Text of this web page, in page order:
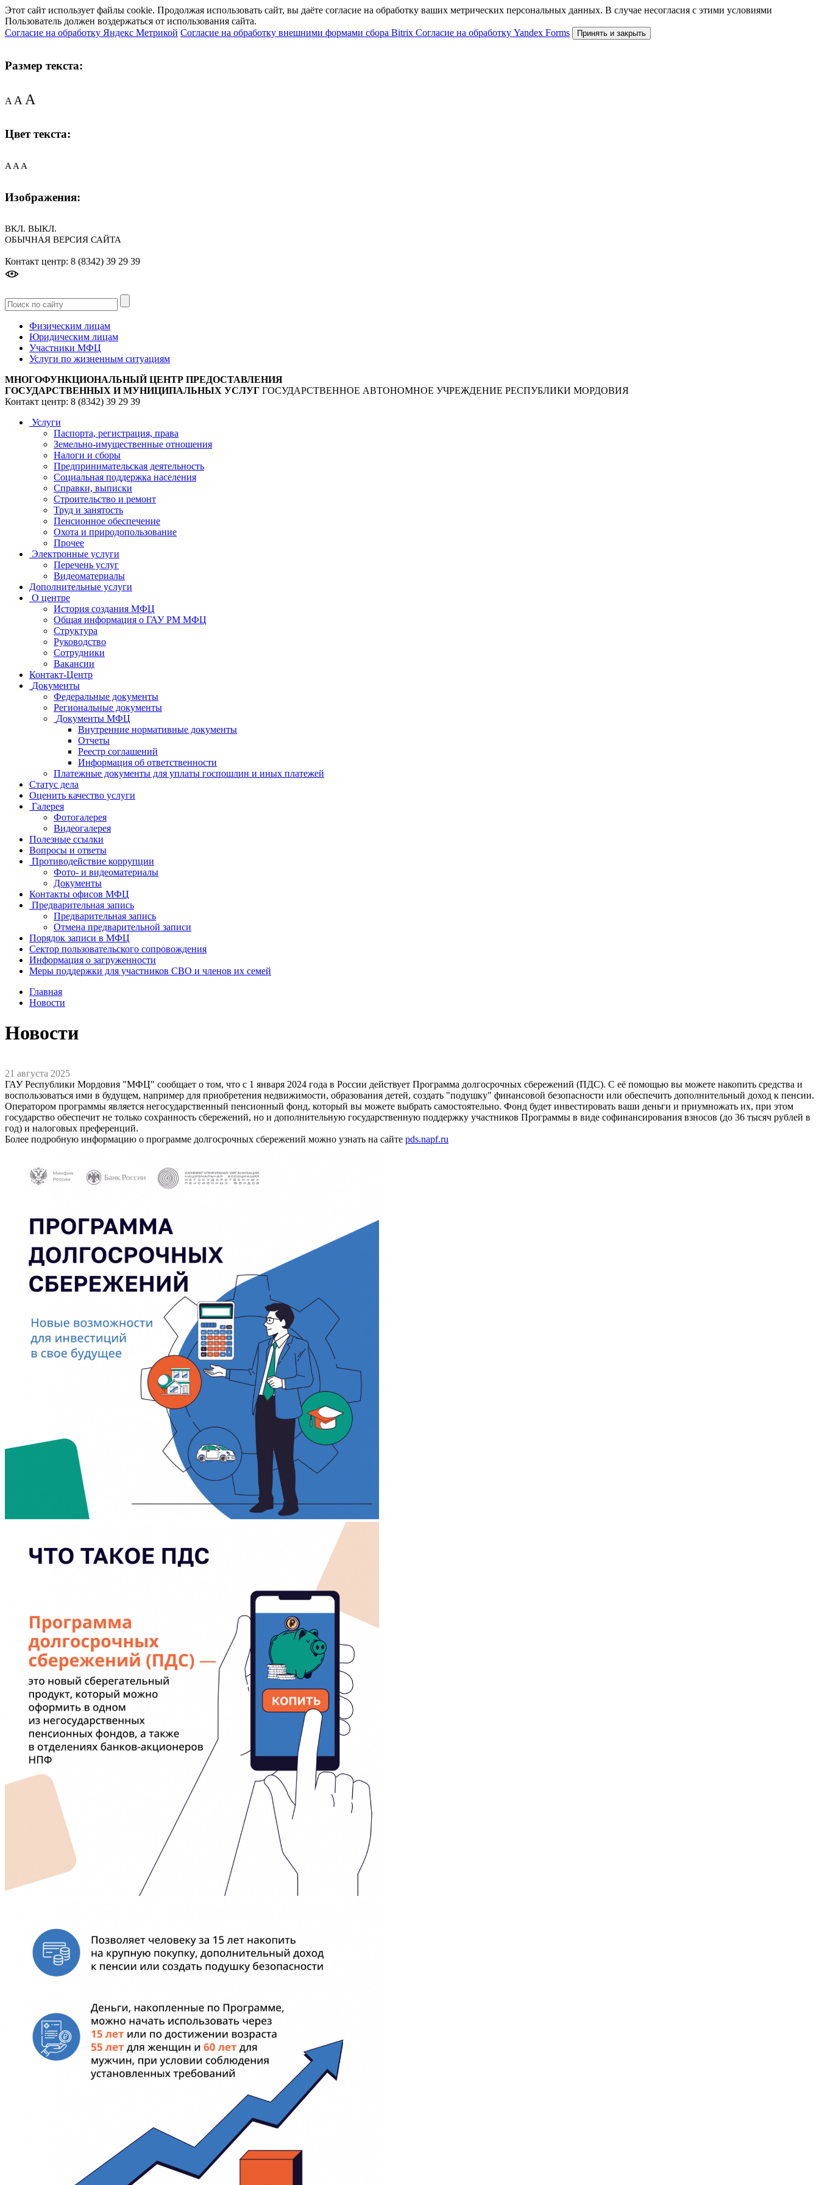
Этот сайт использует файлы cookie. Продолжая использовать сайт, вы даёте согласие на обработку ваших метрических персональных данных. В случае несогласия с этими условиями
Пользователь должен воздержаться от использования сайта.
Согласие на обработку Яндекс Метрикой Согласие на обработку внешними формами сбора Bitrix Согласие на обработку Yandex Forms Принять и закрыть
Размер текста:
AAA
Цвет текста:
A A A
Изображения:
ВКЛ. ВЫКЛ.
ОБЫЧНАЯ ВЕРСИЯ САЙТА
Контакт центр: 8 (8342) 39 29 39
Физическим лицам
Юридическим лицам
Участники МФЦ
Услуги по жизненным ситуациям
МНОГОФУНКЦИОНАЛЬНЫЙ ЦЕНТР ПРЕДОСТАВЛЕНИЯ
ГОСУДАРСТВЕННЫХ И МУНИЦИПАЛЬНЫХ УСЛУГ ГОСУДАРСТВЕННОЕ АВТОНОМНОЕ УЧРЕЖДЕНИЕ РЕСПУБЛИКИ МОРДОВИЯ
Контакт центр: 8 (8342) 39 29 39
Услуги
Паспорта, регистрация, права
Земельно-имущественные отношения
Налоги и сборы
Предпринимательская деятельность
Социальная поддержка населения
Справки, выписки
Строительство и ремонт
Труд и занятость
Пенсионное обеспечение
Охота и природопользование
Прочее
Электронные услуги
Перечень услуг
Видеоматериалы
Дополнительные услуги
О центре
История создания МФЦ
Общая информация о ГАУ РМ МФЦ
Структура
Руководство
Сотрудники
Вакансии
Контакт-Центр
Документы
Федеральные документы
Региональные документы
Документы МФЦ
Внутренние нормативные документы
Отчеты
Реестр соглашений
Информация об ответственности
Платежные документы для уплаты госпошлин и иных платежей
Статус дела
Оценить качество услуги
Галерея
Фотогалерея
Видеогалерея
Полезные ссылки
Вопросы и ответы
Противодействие коррупции
Фото- и видеоматериалы
Документы
Контакты офисов МФЦ
Предварительная запись
Предварительная запись
Отмена предварительной записи
Порядок записи в МФЦ
Сектор пользовательского сопровождения
Информация о загруженности
Меры поддержки для участников СВО и членов их семей
Главная
Новости
Новости
21 августа 2025
ГАУ Республики Мордовия "МФЦ" сообщает о том, что с 1 января 2024 года в России действует Программа долгосрочных сбережений (ПДС). С её помощью вы можете накопить средства и
воспользоваться ими в будущем, например для приобретения недвижимости, образования детей, создать "подушку" финансовой безопасности или обеспечить дополнительный доход к пенсии.
Оператором программы является негосударственный пенсионный фонд, который вы можете выбрать самостоятельно. Фонд будет инвестировать ваши деньги и приумножать их, при этом
государство обеспечит не только сохранность сбережений, но и дополнительную государственную поддержку участников Программы в виде софинансирования взносов (до 36 тысяч рублей в
год) и налоговых преференций.
Более подробную информацию о программе долгосрочных сбережений можно узнать на сайте pds.napf.ru